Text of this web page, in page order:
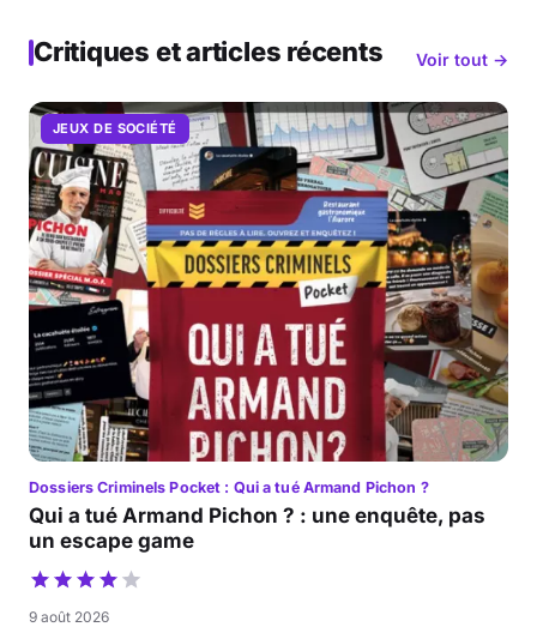
Critiques et articles récents Voir tout →
JEUX DE SOCIÉTÉ
Dossiers Criminels Pocket : Qui a tué Armand Pichon ?
Qui a tué Armand Pichon ? : une enquête, pas
un escape game
9 août 2026